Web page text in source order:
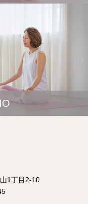
1丁目2-10